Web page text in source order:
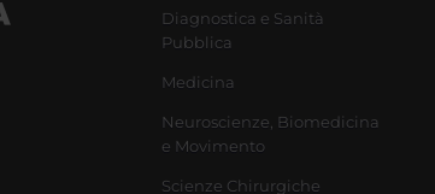
Diagnostica e Sanità
Pubblica
Medicina
Neuroscienze, Biomedicina
e Movimento
Scienze Chirurgiche